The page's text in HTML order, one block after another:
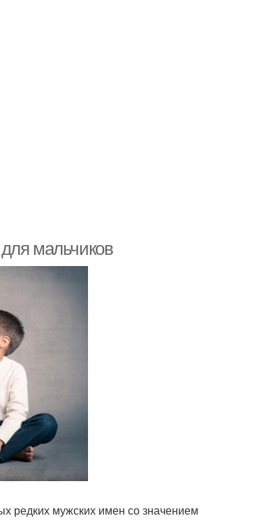
мальчиков
редких мужских имен со значением